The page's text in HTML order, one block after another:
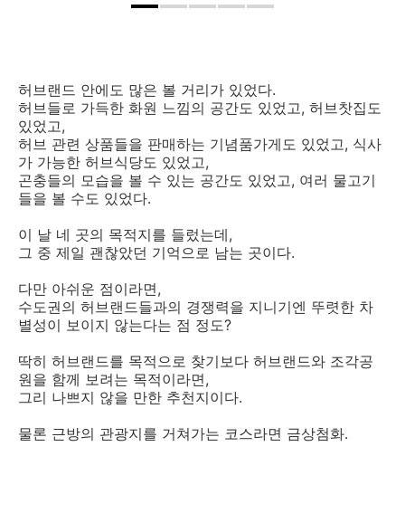
허브랜드 안에도 많은 볼 거리가 있었다.
허브들로 가득한 화원 느낌의 공간도 있었고, 허브찻집도
있었고,
허브 관련 상품들을 판매하는 기념품가게도 있었고, 식사
가 가능한 허브식당도 있었고,
곤충들의 모습을 볼 수 있는 공간도 있었고, 여러 물고기
들을 볼 수도 있었다.
이 날 네 곳의 목적지를 들렀는데,
그 중 제일 괜찮았던 기억으로 남는 곳이다.
다만 아쉬운 점이라면,
수도권의 허브랜드들과의 경쟁력을 지니기엔 뚜렷한 차
별성이 보이지 않는다는 점 정도?
딱히 허브랜드를 목적으로 찾기보다 허브랜드와 조각공
원을 함께 보려는 목적이라면,
그리 나쁘지 않을 만한 추천지이다.
물론 근방의 관광지를 거쳐가는 코스라면 금상첨화.